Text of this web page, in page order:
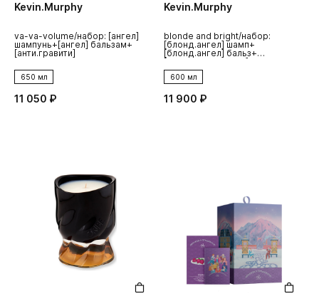
Kevin.Murphy
va-va-volume/набор: [ангел]
шампунь+[ангел] бальзам+
[анти.гравити]
650 мл
11 050 ₽
Kevin.Murphy
blonde and bright/набор:
[блонд.ангел] шамп+
[блонд.ангел] бальз+
[шиммер.ми.блонд]
600 мл
11 900 ₽